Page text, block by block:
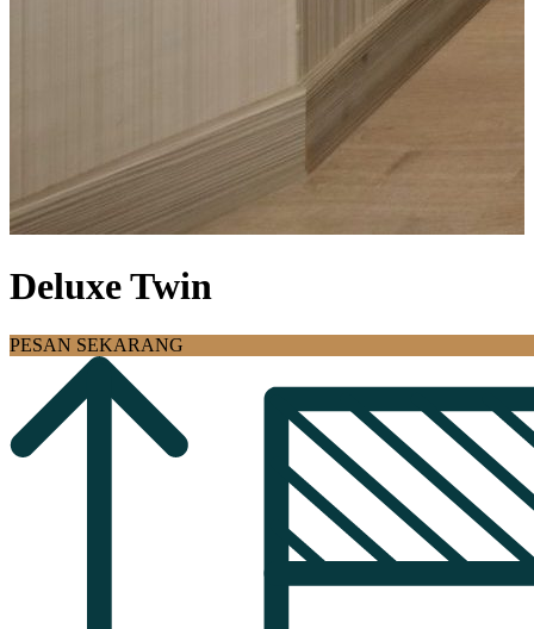
Deluxe Twin
PESAN SEKARANG